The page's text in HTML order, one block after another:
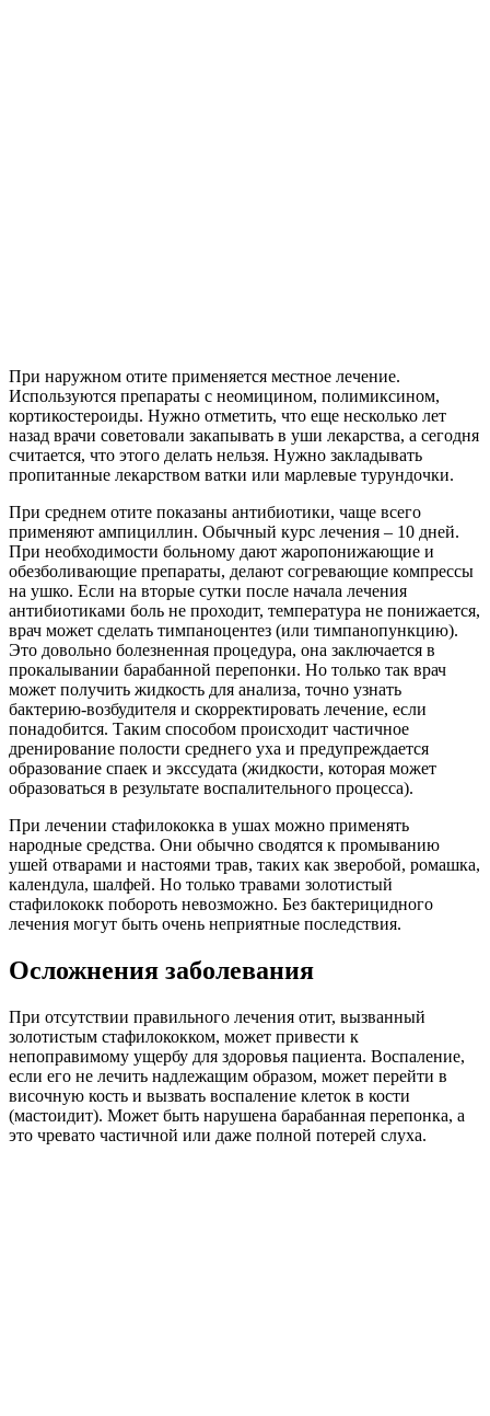
При наружном отите применяется местное лечение.
Используются препараты с неомицином, полимиксином,
кортикостероиды. Нужно отметить, что еще несколько лет
назад врачи советовали закапывать в уши лекарства, а сегодня
считается, что этого делать нельзя. Нужно закладывать
пропитанные лекарством ватки или марлевые турундочки.
При среднем отите показаны антибиотики, чаще всего
применяют ампициллин. Обычный курс лечения – 10 дней.
При необходимости больному дают жаропонижающие и
обезболивающие препараты, делают согревающие компрессы
на ушко. Если на вторые сутки после начала лечения
антибиотиками боль не проходит, температура не понижается,
врач может сделать тимпаноцентез (или тимпанопункцию).
Это довольно болезненная процедура, она заключается в
прокалывании барабанной перепонки. Но только так врач
может получить жидкость для анализа, точно узнать
бактерию-возбудителя и скорректировать лечение, если
понадобится. Таким способом происходит частичное
дренирование полости среднего уха и предупреждается
образование спаек и экссудата (жидкости, которая может
образоваться в результате воспалительного процесса).
При лечении стафилококка в ушах можно применять
народные средства. Они обычно сводятся к промыванию
ушей отварами и настоями трав, таких как зверобой, ромашка,
календула, шалфей. Но только травами золотистый
стафилококк побороть невозможно. Без бактерицидного
лечения могут быть очень неприятные последствия.
Осложнения заболевания
При отсутствии правильного лечения отит, вызванный
золотистым стафилококком, может привести к
непоправимому ущербу для здоровья пациента. Воспаление,
если его не лечить надлежащим образом, может перейти в
височную кость и вызвать воспаление клеток в кости
(мастоидит). Может быть нарушена барабанная перепонка, а
это чревато частичной или даже полной потерей слуха.